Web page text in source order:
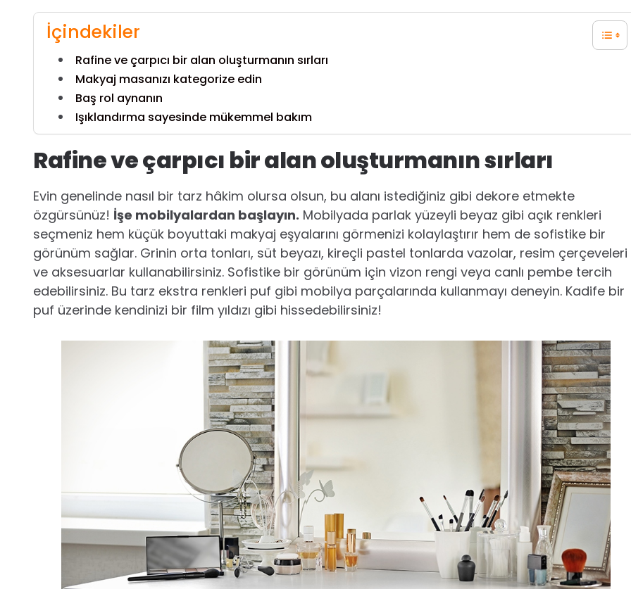
İçindekiler
Rafine ve çarpıcı bir alan oluşturmanın sırları
Makyaj masanızı kategorize edin
Baş rol aynanın
Işıklandırma sayesinde mükemmel bakım
Rafine ve çarpıcı bir alan oluşturmanın sırları
Evin genelinde nasıl bir tarz hâkim olursa olsun, bu alanı istediğiniz gibi dekore etmekte
özgürsünüz! İşe mobilyalardan başlayın. Mobilyada parlak yüzeyli beyaz gibi açık renkleri
seçmeniz hem küçük boyuttaki makyaj eşyalarını görmenizi kolaylaştırır hem de sofistike bir
görünüm sağlar. Grinin orta tonları, süt beyazı, kireçli pastel tonlarda vazolar, resim çerçeveleri
ve aksesuarlar kullanabilirsiniz. Sofistike bir görünüm için vizon rengi veya canlı pembe tercih
edebilirsiniz. Bu tarz ekstra renkleri puf gibi mobilya parçalarında kullanmayı deneyin. Kadife bir
puf üzerinde kendinizi bir film yıldızı gibi hissedebilirsiniz!